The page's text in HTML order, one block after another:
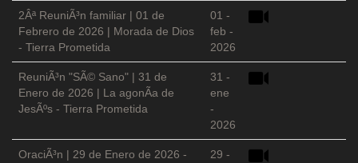
2Âª ReuniÃ³n familiar | 01 de
Febrero de 2026 | Morada de Dios
- Tierra Prometida
01 -
feb -
2026
ReuniÃ³n "SÃ© Sano" | 31 de
Enero de 2026 | La agonÃ­a de
JesÃºs - Tierra Prometida
31 -
ene
-
2026
OraciÃ³n | 29 de Enero de 2026 -
29 -